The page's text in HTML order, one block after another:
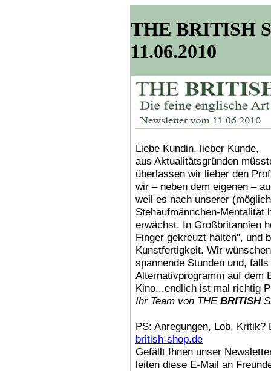
THE BRITISH
11.06.2010
Liebe Kundin, lieber Kunde,
aus Aktualitätsgründen
überlassen wir lieber den
wir – neben dem eigenen –
weil es nach unserer
Stehaufmännchen-Mentalität
erwächst. In Großbritannien
Finger gekreuzt halten", und
Kunstfertigkeit. Wir
spannende Stunden und,
Alternativprogramm auf dem
Kino...endlich ist mal richtig
Ihr Team von THE BRITISH
PS: Anregungen, Lob,
british-shop.de
Gefällt Ihnen unser
leiten diese E-Mail an